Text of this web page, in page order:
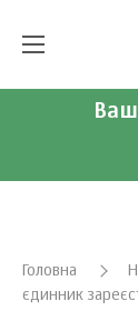
Головна
єдинник